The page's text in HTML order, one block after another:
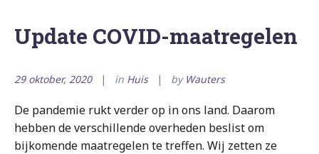
Update COVID-maatregelen
29 oktober, 2020 in Huis by Wauters
De pandemie rukt verder op in ons land. Daarom
hebben de verschillende overheden beslist om
bijkomende maatregelen te treffen. Wij zetten ze